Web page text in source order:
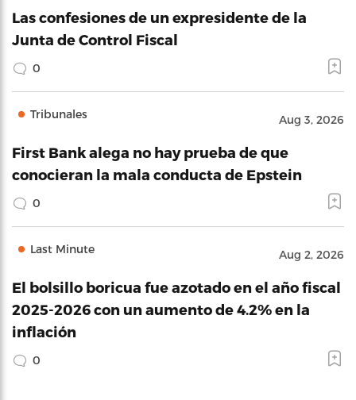
Las confesiones de un expresidente de la
Junta de Control Fiscal
0
Tribunales Aug 3, 2026
First Bank alega no hay prueba de que
conocieran la mala conducta de Epstein
0
Last Minute Aug 2, 2026
El bolsillo boricua fue azotado en el año fiscal
2025-2026 con un aumento de 4.2% en la
inflación
0